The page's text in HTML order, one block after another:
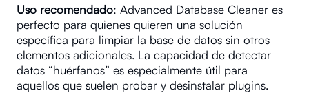
Uso recomendado: Advanced Database Cleaner es
perfecto para quienes quieren una solución
específica para limpiar la base de datos sin otros
elementos adicionales. La capacidad de detectar
datos “huérfanos” es especialmente útil para
aquellos que suelen probar y desinstalar plugins.